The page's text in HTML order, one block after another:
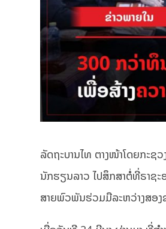
ລັດຖະບານໄທ ຕາງໜ້າໂດຍກະຊ
ນັກຮຽນລາວ ໄປສຶກສາຕໍ່ທີ່ຣາຊະອ
ສາຍພົວພັນຮ່ວມມືລະຫວ່າງສອ